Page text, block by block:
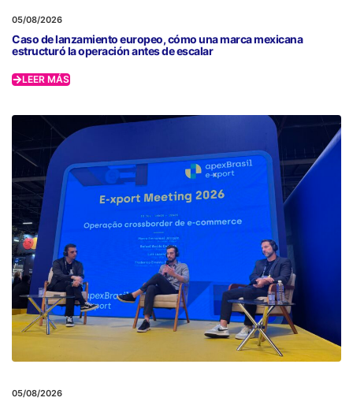
05/08/2026
Caso de lanzamiento europeo, cómo una marca mexicana
estructuró la operación antes de escalar
LEER MÁS
05/08/2026